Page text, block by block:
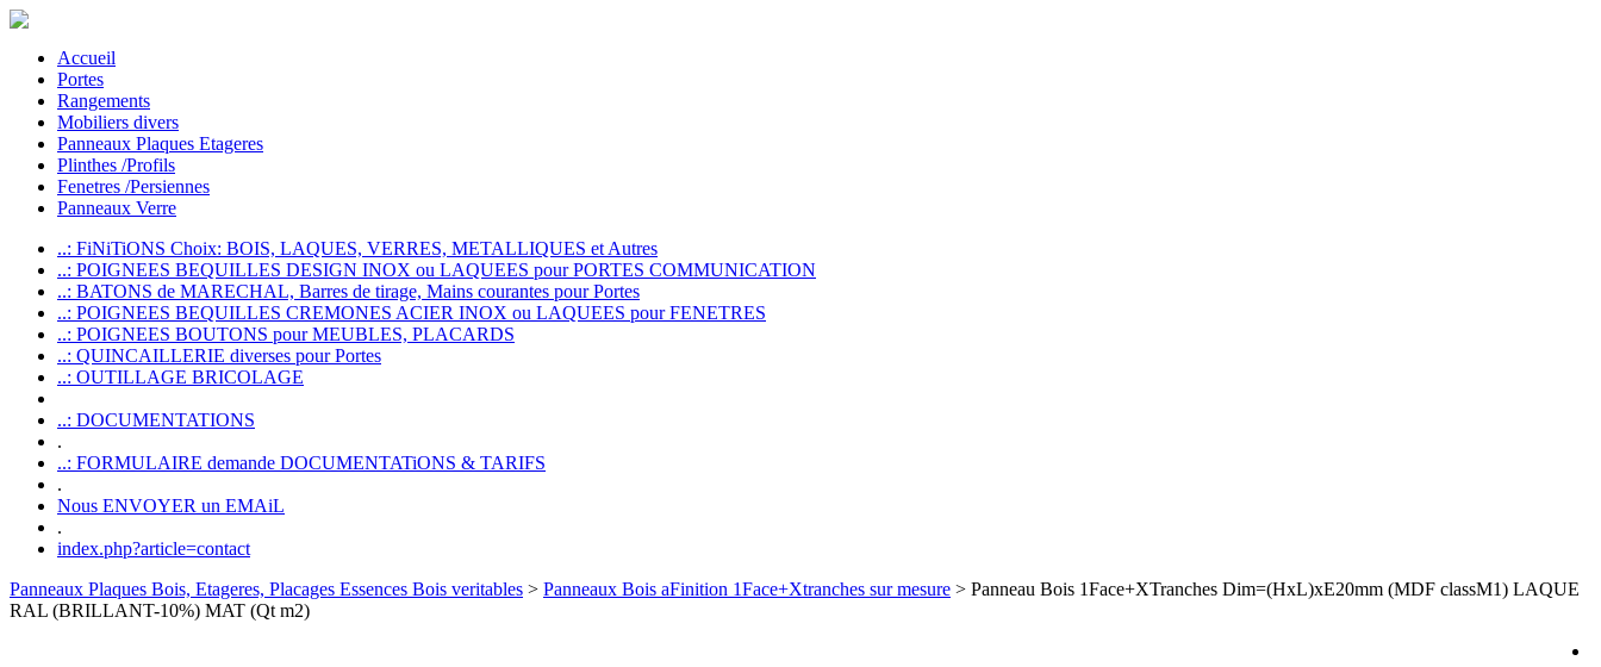
Accueil
Portes
Rangements
Mobiliers divers
Panneaux Plaques Etageres
Plinthes /Profils
Fenetres /Persiennes
Panneaux Verre
..: FiNiTiONS Choix: BOIS, LAQUES, VERRES, METALLIQUES et Autres
..: POIGNEES BEQUILLES DESIGN INOX ou LAQUEES pour PORTES COMMUNICATION
..: BATONS de MARECHAL, Barres de tirage, Mains courantes pour Portes
..: POIGNEES BEQUILLES CREMONES ACIER INOX ou LAQUEES pour FENETRES
..: POIGNEES BOUTONS pour MEUBLES, PLACARDS
..: QUINCAILLERIE diverses pour Portes
..: OUTILLAGE BRICOLAGE
..: DOCUMENTATIONS
.
..: FORMULAIRE demande DOCUMENTATiONS & TARIFS
.
Nous ENVOYER un EMAiL
.
index.php?article=contact
Panneaux Plaques Bois, Etageres, Placages Essences Bois veritables > Panneaux Bois aFinition 1Face+Xtranches sur mesure > Panneau Bois 1Face+XTranches Dim=(HxL)xE20mm (MDF classM1) LAQUE
RAL (BRILLANT-10%) MAT (Qt m2)